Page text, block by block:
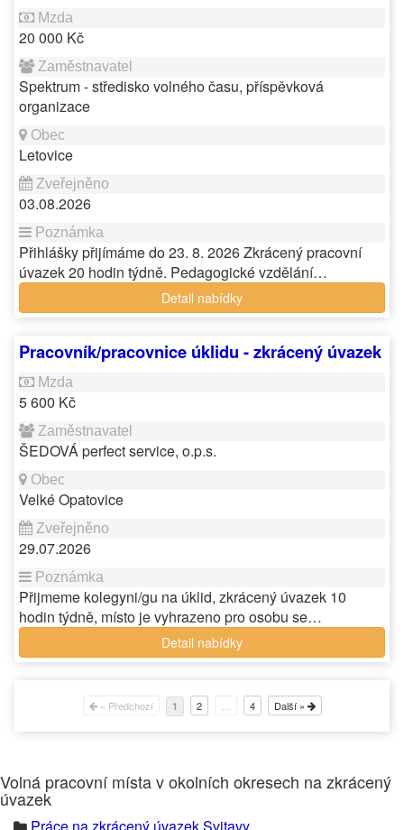
20 000 Kč
Spektrum - středisko volného času, příspěvková
organizace
Letovice
03.08.2026
Přihlášky přijímáme do 23. 8. 2026 Zkrácený pracovní
úvazek 20 hodin týdně. Pedagogické vzdělání…
Detail nabídky
Pracovník/pracovnice úklidu - zkrácený úvazek
5 600 Kč
ŠEDOVÁ perfect service, o.p.s.
Velké Opatovice
29.07.2026
Přijmeme kolegyni/gu na úklid, zkrácený úvazek 10
hodin týdně, místo je vyhrazeno pro osobu se…
Detail nabídky
« Předchozí 1 2 4 Další »
Volná pracovní místa v okolních okresech na zkrácený
úvazek